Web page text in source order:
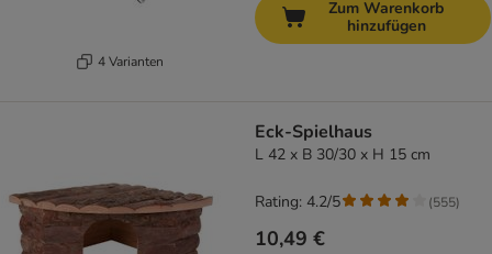
4 Varianten
Zum Warenkorb
hinzufügen
Eck-Spielhaus
L 42 x B 30/30 x H 15 cm
10,49 €
Rating: 4.2/5 (555)